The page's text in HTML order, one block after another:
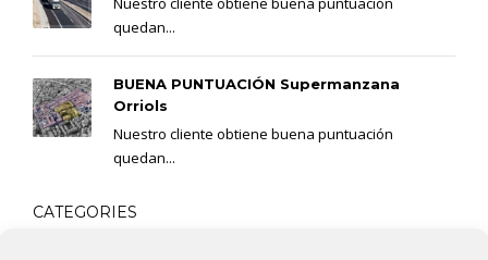
quedan...
BUENA PUNTUACIÓN Supermanzana
Orriols
Nuestro cliente obtiene buena puntuación
quedan...
CATEGORIES